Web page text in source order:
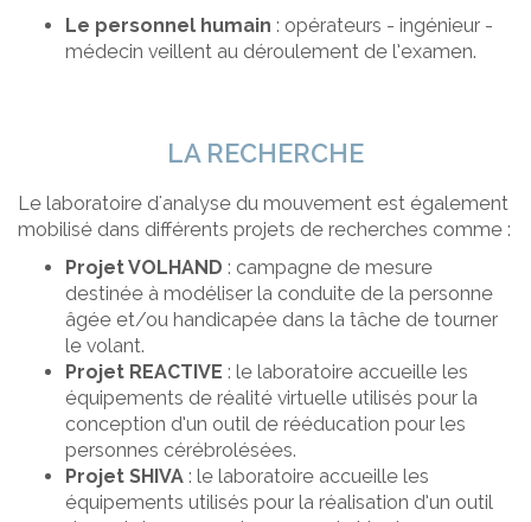
Le personnel humain : opérateurs - ingénieur -
médecin veillent au déroulement de l’examen.
LA RECHERCHE
Le laboratoire d'analyse du mouvement est également
mobilisé dans différents projets de recherches comme :
Projet VOLHAND : campagne de mesure
destinée à modéliser la conduite de la personne
âgée et/ou handicapée dans la tâche de tourner
le volant.
Projet REACTIVE : le laboratoire accueille les
équipements de réalité virtuelle utilisés pour la
conception d’un outil de rééducation pour les
personnes cérébrolésées.
Projet SHIVA : le laboratoire accueille les
équipements utilisés pour la réalisation d’un outil